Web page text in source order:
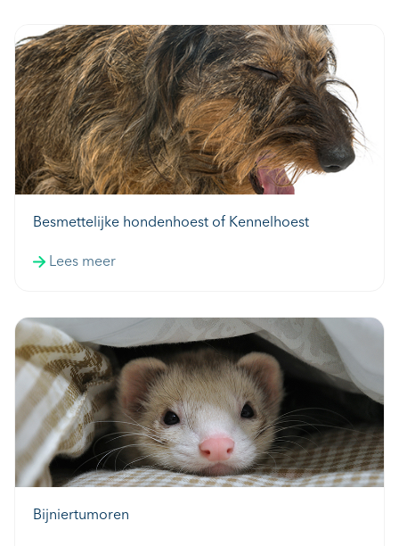
Besmettelijke hondenhoest of Kennelhoest
Lees meer
Bijniertumoren